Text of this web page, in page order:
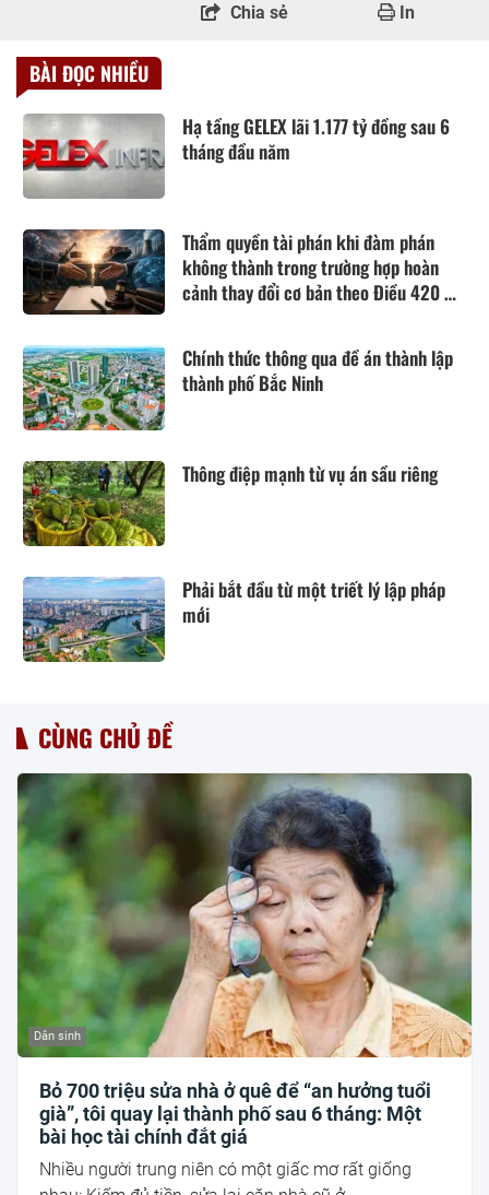
Chia sẻ In
BÀI ĐỌC NHIỀU
Hạ tầng GELEX lãi 1.177 tỷ đồng sau 6
tháng đầu năm
Thẩm quyền tài phán khi đàm phán
không thành trong trường hợp hoàn
cảnh thay đổi cơ bản theo Điều 420 Bộ
Chính thức thông qua đề án thành lập
thành phố Bắc Ninh
Thông điệp mạnh từ vụ án sầu riêng
Phải bắt đầu từ một triết lý lập pháp
mới
CÙNG CHỦ ĐỀ
Dân sinh
Bỏ 700 triệu sửa nhà ở quê để “an hưởng tuổi
già”, tôi quay lại thành phố sau 6 tháng: Một
bài học tài chính đắt giá
Nhiều người trung niên có một giấc mơ rất giống